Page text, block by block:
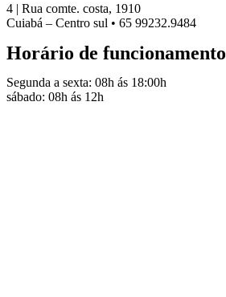
4 | Rua comte. costa, 1910
Cuiabá – Centro sul • 65 99232.9484
Horário de funcionamento
Segunda a sexta: 08h ás 18:00h
sábado: 08h ás 12h